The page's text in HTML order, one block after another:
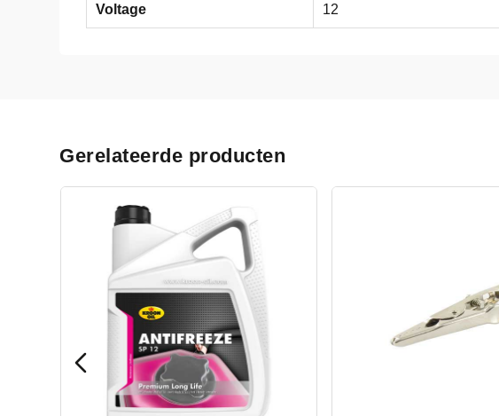
Voltage 12
Gerelateerde producten